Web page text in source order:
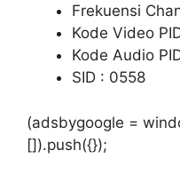
Frekuensi
Kode Video
Kode Audio
SID : 0558
(adsbygoogle =
[]).push({});